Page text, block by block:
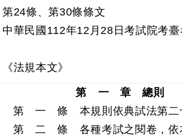
第24條、第30條條文
中華民國112年12月28日考試院考
《法規本文》
第 一 章 總則
第 一 條 本規則依典試法第二十
第 二 條 各種考試之閱卷，依